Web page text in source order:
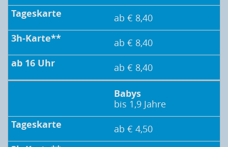
ab € 8,40
ab € 8,40
ab € 8,40
Babys
bis 1,9 Jahre
ab € 4,50